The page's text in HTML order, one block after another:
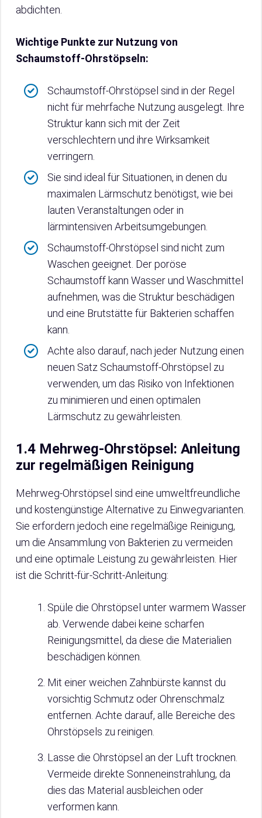
abdichten.
Wichtige Punkte zur Nutzung von
Schaumstoff-Ohrstöpseln:
Schaumstoff-Ohrstöpsel sind in der Regel
nicht für mehrfache Nutzung ausgelegt. Ihre
Struktur kann sich mit der Zeit
verschlechtern und ihre Wirksamkeit
verringern.
Sie sind ideal für Situationen, in denen du
maximalen Lärmschutz benötigst, wie bei
lauten Veranstaltungen oder in
lärmintensiven Arbeitsumgebungen.
Schaumstoff-Ohrstöpsel sind nicht zum
Waschen geeignet. Der poröse
Schaumstoff kann Wasser und Waschmittel
aufnehmen, was die Struktur beschädigen
und eine Brutstätte für Bakterien schaffen
kann.
Achte also darauf, nach jeder Nutzung einen
neuen Satz Schaumstoff-Ohrstöpsel zu
verwenden, um das Risiko von Infektionen
zu minimieren und einen optimalen
Lärmschutz zu gewährleisten.
1.4 Mehrweg-Ohrstöpsel: Anleitung
zur regelmäßigen Reinigung
Mehrweg-Ohrstöpsel sind eine umweltfreundliche
und kostengünstige Alternative zu Einwegvarianten.
Sie erfordern jedoch eine regelmäßige Reinigung,
um die Ansammlung von Bakterien zu vermeiden
und eine optimale Leistung zu gewährleisten. Hier
ist die Schritt-für-Schritt-Anleitung:
Spüle die Ohrstöpsel unter warmem Wasser
ab. Verwende dabei keine scharfen
Reinigungsmittel, da diese die Materialien
beschädigen können.
Mit einer weichen Zahnbürste kannst du
vorsichtig Schmutz oder Ohrenschmalz
entfernen. Achte darauf, alle Bereiche des
Ohrstöpsels zu reinigen.
Lasse die Ohrstöpsel an der Luft trocknen.
Vermeide direkte Sonneneinstrahlung, da
dies das Material ausbleichen oder
verformen kann.